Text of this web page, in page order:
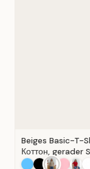
Beiges Basic-T-
Коттон, gerader
Beige.